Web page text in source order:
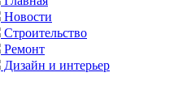
Новости
Строительство
Ремонт
Дизайн и интерьер